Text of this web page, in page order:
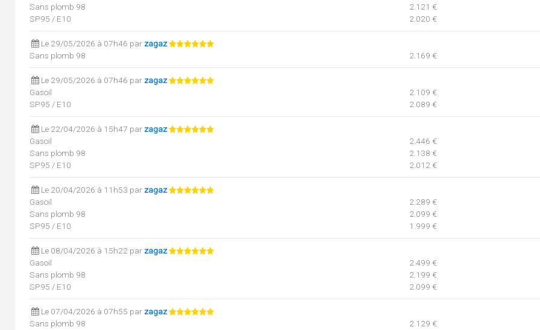
Sans plomb 98
2.121 €
SP95 / E10
2.020 €
Le 29/05/2026 à 07h46 par zagaz
Sans plomb 98
2.169 €
Le 29/05/2026 à 07h46 par zagaz
Gasoil
2.109 €
SP95 / E10
2.089 €
Le 22/04/2026 à 15h47 par zagaz
Gasoil
2.446 €
Sans plomb 98
2.138 €
SP95 / E10
2.012 €
Le 20/04/2026 à 11h53 par zagaz
Gasoil
2.289 €
Sans plomb 98
2.099 €
SP95 / E10
1.999 €
Le 08/04/2026 à 15h22 par zagaz
Gasoil
2.499 €
Sans plomb 98
2.199 €
SP95 / E10
2.099 €
Le 07/04/2026 à 07h55 par zagaz
Sans plomb 98
2.129 €